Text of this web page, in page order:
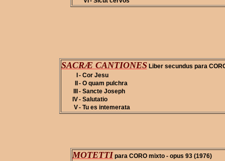
SACRÆ CANTIONES Liber secundus para
- Cor Jesu
- O quam pulchra
- Sancte Joseph
IV- Salutatio
V- Tu es intemerata
MOTETTI para CORO mixto - opus 93 (1976)